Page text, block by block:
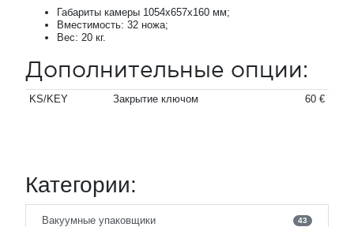
Габариты камеры 1054х657х160 мм;
Вместимость: 32 ножа;
Вес: 20 кг.
Дополнительные опции:
KS/KEY Закрытие ключом 60 €
Категории:
Вакуумные упаковщики 43